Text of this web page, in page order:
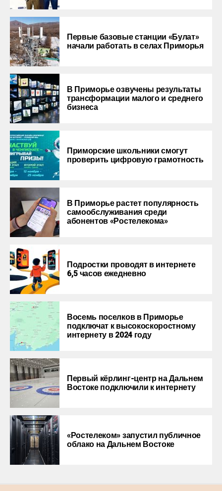
Первые базовые станции «Булат»
начали работать в селах Приморья
В Приморье озвучены результаты
трансформации малого и среднего
бизнеса
Приморские школьники смогут
проверить цифровую грамотность
В Приморье растет популярность
самообслуживания среди
абонентов «Ростелекома»
Подростки проводят в интернете
6,5 часов ежедневно
Восемь поселков в Приморье
подключат к высокоскоростному
интернету в 2024 году
Первый кёрлинг-центр на Дальнем
Востоке подключили к интернету
«Ростелеком» запустил публичное
облако на Дальнем Востоке